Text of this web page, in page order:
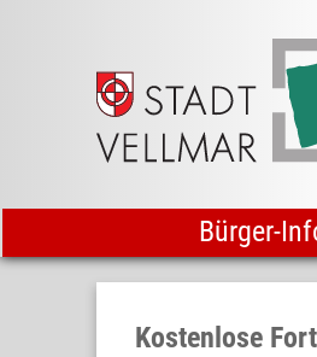
Bürger-
Kostenlose